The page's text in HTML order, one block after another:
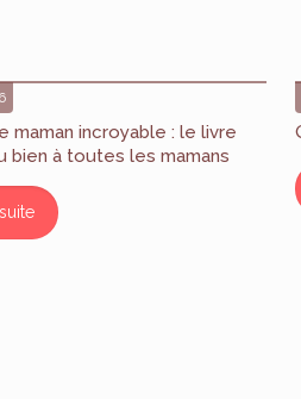
maman incroyable : le livre
bien à toutes les mamans